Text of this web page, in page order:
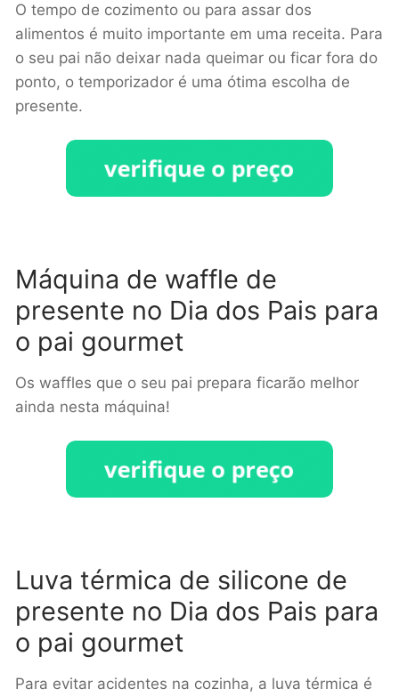
O tempo de cozimento ou para assar dos
alimentos é muito importante em uma receita. Para
o seu pai não deixar nada queimar ou ficar fora do
ponto, o temporizador é uma ótima escolha de
presente.
Máquina de waffle de
presente no Dia dos Pais para
o pai gourmet
Os waffles que o seu pai prepara ficarão melhor
ainda nesta máquina!
Luva térmica de silicone de
presente no Dia dos Pais para
o pai gourmet
Para evitar acidentes na cozinha, a luva térmica é